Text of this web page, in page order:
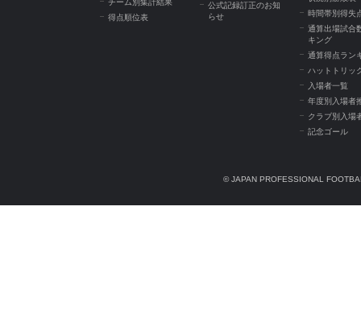
チーム別集計結果
得点順位表
公式記録訂正のお知
らせ
時間帯別得失
通算出場試合
キング
通算得点ラン
ハットトリッ
入場者一覧
年度別入場者
クラブ別入場
記念ゴール
© JAPAN PROFESSIONAL